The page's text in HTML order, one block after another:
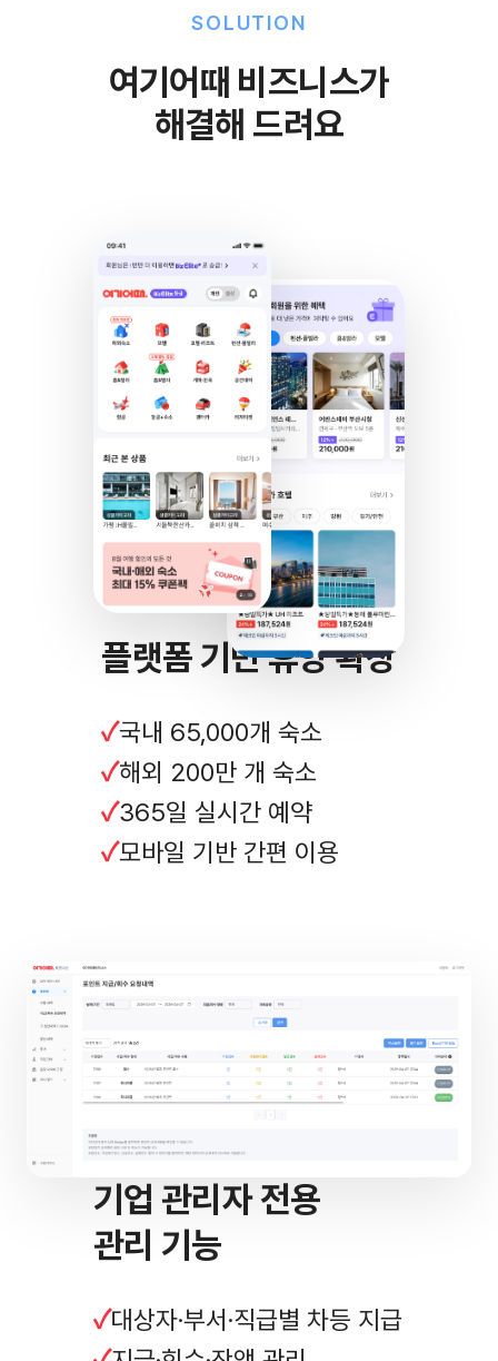
SOLUTION
여기어때 비즈니스가
해결해 드려요
플랫폼 기반 휴양 확장
국내 65,000개 숙소
해외 200만 개 숙소
365일 실시간 예약
모바일 기반 간편 이용
기업 관리자 전용
관리 기능
대상자·부서·직급별 차등 지급